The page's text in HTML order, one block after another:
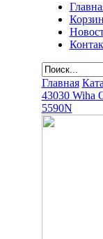
Главная
43030 Wiha
5590N